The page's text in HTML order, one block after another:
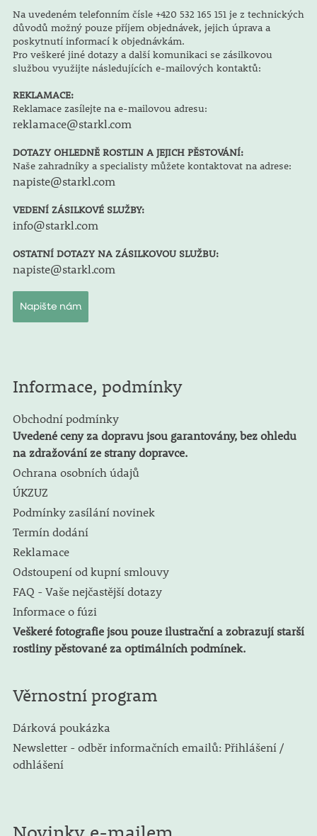
Na uvedeném telefonním čísle +420 532 165 151 je z technických
důvodů možný pouze příjem objednávek, jejich úprava a
poskytnutí informací k objednávkám.
Pro veškeré jiné dotazy a další komunikaci se zásilkovou
službou využijte následujících e-mailových kontaktů:
REKLAMACE:
Reklamace zasílejte na e-mailovou adresu:
reklamace@starkl.com
DOTAZY OHLEDNĚ ROSTLIN A JEJICH PĚSTOVÁNÍ:
Naše zahradníky a specialisty můžete kontaktovat na adrese:
napiste@starkl.com
VEDENÍ ZÁSILKOVÉ SLUŽBY:
info@starkl.com
OSTATNÍ DOTAZY NA ZÁSILKOVOU SLUŽBU:
napiste@starkl.com
Napište nám
Informace, podmínky
Obchodní podmínky
Uvedené ceny za dopravu jsou garantovány, bez ohledu
na zdražování ze strany dopravce.
Ochrana osobních údajů
ÚKZUZ
Podmínky zasílání novinek
Termín dodání
Reklamace
Odstoupení od kupní smlouvy
FAQ - Vaše nejčastější dotazy
Informace o fúzi
Veškeré fotografie jsou pouze ilustrační a zobrazují starší
rostliny pěstované za optimálních podmínek.
Věrnostní program
Dárková poukázka
Newsletter - odběr informačních emailů: Přihlášení /
odhlášení